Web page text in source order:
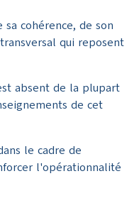
cohérence, de son
qui reposent
absent de la plupart
de cet
le cadre de
l'opérationnalité